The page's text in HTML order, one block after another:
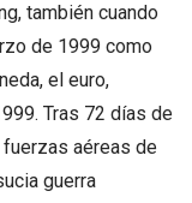
también cuando
de 1999 como
el euro,
Tras 72 días de
aéreas de
guerra